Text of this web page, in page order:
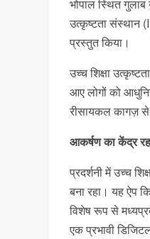
भोपाल स्‍थ‍ित गुलाब
उत्कृष्टता संस्थान
प्रस्तुत किया।
उच्च शिक्षा
आए लोगों को
रीसायकल कागज़ से
आकर्षण का केंद्र
प्रदर्शनी में उच्च
बना रहा। यह ऐप
विशेष रूप से
एक प्रभावी